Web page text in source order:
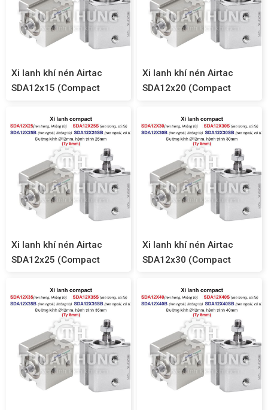
Xi lanh khí nén Airtac
SDA12x15 (Compact
Xi lanh khí nén Airtac
SDA12x20 (Compact
Xi lanh khí nén Airtac
SDA12x25 (Compact
Xi lanh khí nén Airtac
SDA12x30 (Compact